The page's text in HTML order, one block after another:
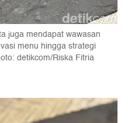
juga mendapat wawasan
menu hingga strategi
detikcom/Riska Fitria